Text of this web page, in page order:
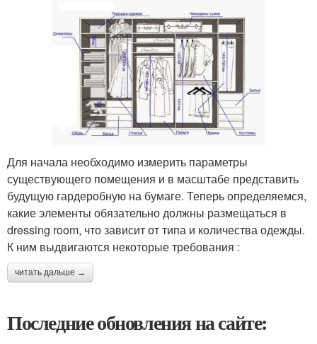
Для начала необходимо измерить параметры
существующего помещения и в масштабе представить
будущую гардеробную на бумаге. Теперь определяемся,
какие элементы обязательно должны размещаться в
dressing room, что зависит от типа и количества одежды.
К ним выдвигаются некоторые требования :
читать дальше →
Последние обновления на сайте: